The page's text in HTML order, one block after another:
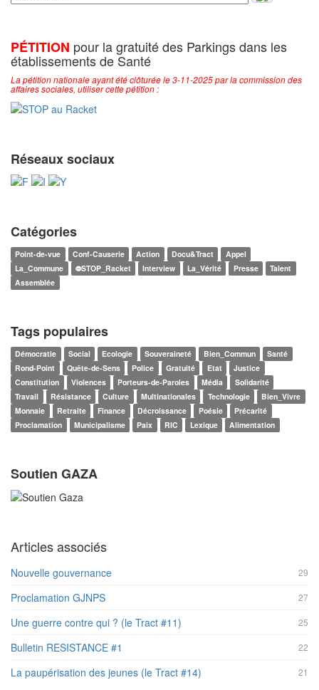
PÉTITION pour la gratuité des Parkings dans les
établissements de Santé
La pétition nationale ayant été clôturée le 3-11-2025 par la commission des
affaires sociales, utiliser cette pétition :
Réseaux sociaux
Catégories
Point-de-vue Conf-Causerie Action Docu&Tract
Appel
La_Commune
⛔STOP_Racket Interview La_Vérité Presse
Talent
Assemblée
Tags populaires
Démocratie Social Ecologie Souveraineté Bien_Commun
Santé
Rond-Point
Quête-de-Sens Police Gratuité Etat
Justice
Constitution
Violences Porteurs-de-Paroles Média
Solidarité
Travail
Résistance Culture Multinationales Technologie
Bien_Vivre
Monnaie
Retraite Finance Décroissance Poésie
Précarité
Proclamation
Municipalisme Paix RIC Lexique Alimentation
Soutien GAZA
Articles associés
29
Nouvelle gouvernance
27
Proclamation GJNPS
25
Une guerre contre qui ? (le Tract #11)
22
Bulletin RESISTANCE #1
21
La paupérisation des jeunes (le Tract #14)